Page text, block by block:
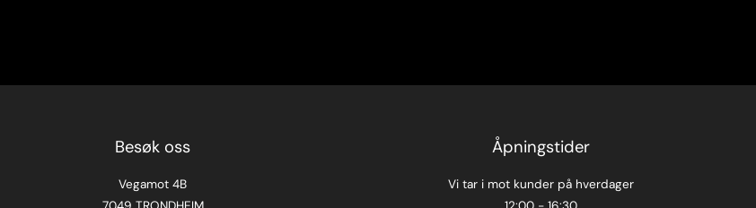
Besøk oss
Vegamot 4B
Åpningstider
Vi tar i mot kunder på hverdager